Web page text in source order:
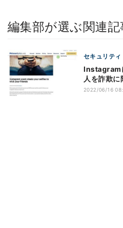
編集部が選ぶ関連記
セキュリティ
Instagram
人を詐欺
2022/06/16